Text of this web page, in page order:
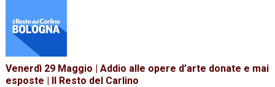
Venerdì 29 Maggio | Addio alle opere d’arte donate e mai
esposte | Il Resto del Carlino